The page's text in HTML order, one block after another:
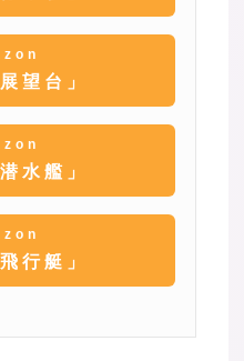
望台」
水艦」
行艇」